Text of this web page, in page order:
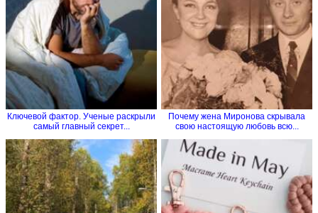
Ключевой фактор. Ученые раскрыли
самый главный секрет...
Почему жена Миронова скрывала
свою настоящую любовь всю...